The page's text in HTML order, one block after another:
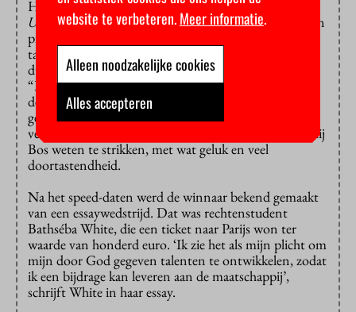
Hij vertelde hoe hij door de voorzitter van het
Urban Collective, Mitchell Esajas, was gevraagd om een
praatje te komen houden op de verborgen
talentenmarkt. Per brief, maar Bos kende Esajas niet,
dus die brief eindigde onderaan de stapel verzoeken.
“Maar een tijdje later zat ik in de jury van een
debatwedstrijd die door het team van Esajas werd
gewonnen”, zei Bos. Esajas zag zijn kans en deed zijn
verzoek nog een keer, maar nu in persoon. Zo heeft hij
Bos weten te strikken, met wat geluk en veel
doortastendheid.
Na het speed-daten werd de winnaar bekend gemaakt
van een essaywedstrijd. Dat was rechtenstudent
Bathséba White, die een ticket naar Parijs won ter
waarde van honderd euro. ‘Ik zie het als mijn plicht om
mijn door God gegeven talenten te ontwikkelen, zodat
ik een bijdrage kan leveren aan de maatschappij’,
schrijft White in haar essay.
website te verbeteren.Meer informatie.
Alleen noodzakelijke cookies
Alles accepteren